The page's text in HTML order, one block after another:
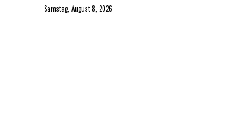
Samstag, August 8, 2026